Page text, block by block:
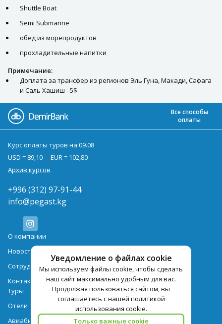
Shuttle Boat
Semi Submarine
обед из морепродуктов
прохладительные напитки
Примечание:
Доплата за трансфер из регионов Эль Гуна, Макади, Сафага
и Саль Хашиш - 5$
Уведомление о файлах cookie
Мы используем файлы cookie, чтобы сделать
наш сайт максимально удобным для вас.
Продолжая пользоваться сайтом, вы
соглашаетесь с нашей политикой
использования cookie.
Только важные cookie
Все способы
оплаты
Курс оплаты туров на 09.08
USD = 89,10
EUR = 102,80
Архив курсов
+996 (312) 97-91-44
info@pegast.kg
О компании
Новости
Сотрудничество
Контактная информация
Туры
Отели
Авиабилеты